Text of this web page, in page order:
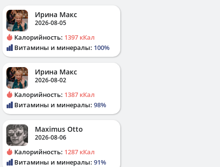
Ирина Макс
2026-08-05
Калорийность: 1397 кКал
Витамины и минералы: 100%
Ирина Макс
2026-08-02
Калорийность: 1387 кКал
Витамины и минералы: 98%
Maximus Otto
2026-08-06
Калорийность: 1287 кКал
Витамины и минералы: 91%